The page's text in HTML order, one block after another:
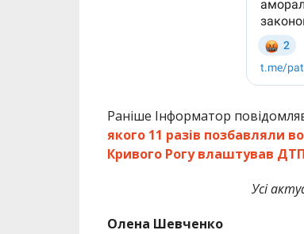
Раніше Інформатор
якого 11 разів позбавляли
Кривого Рогу влаштував
Усі
Олена Шевченко